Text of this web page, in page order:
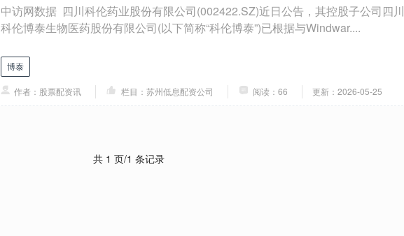
中访网数据 四川科伦药业股份有限公司(002422.SZ)近日公告，其控股子公司四川
科伦博泰生物医药股份有限公司(以下简称“科伦博泰”)已根据与Windwar....
博泰
作者：股票配资讯 栏目：苏州低息配资公司 阅读：66 更新：2026-05-25
共 1 页/1 条记录